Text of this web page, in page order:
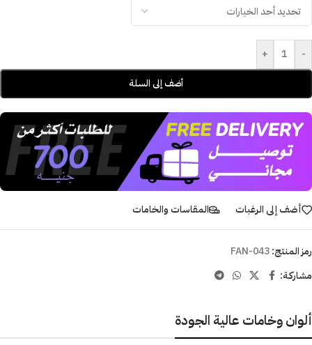
-
+
أضف إلى السلة
أضف إلى الرغبات المقاسات والخامات
رمز المنتج:FAN-043
مشاركـة:
ألوان وخامات عالية الجودة